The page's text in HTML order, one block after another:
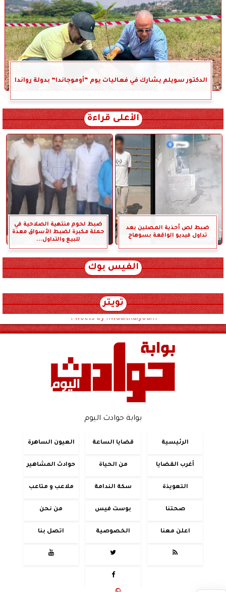
الدكتور سويلم يشارك في فعاليات يوم “أوموجاندا” بدولة رواندا
الأعلى قراءة
ضبط لص أحذية المصلين بعد
تداول فيديو الواقعة بسوهاج
ضبط لحوم منتهية الصلاحية في
حملة مكبرة لضبط الأسواق معدة
للبيع والتداول...
الفيس بوك
تويتر
Tweets by hwadithalyoum
بوابة حوادث اليوم
الرئيسية قضايا الساعة العيون الساهرة
أغرب القضايا من الحياة حوادث المشاهير
التعويذة سكة الندامة ملاعب و متاعب
صحتنا بوست فيس من نحن
اعلن معنا الخصوصية اتصل بنا



